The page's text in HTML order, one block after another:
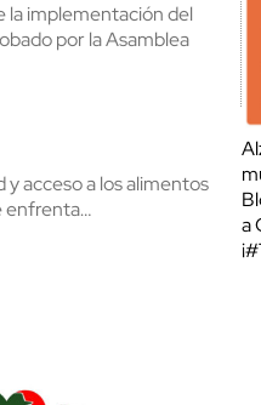
la implementación del
por la Asamblea
acceso a los alimentos
enfrenta…
a